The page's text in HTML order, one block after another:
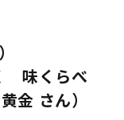
味くらべ
金 さん）